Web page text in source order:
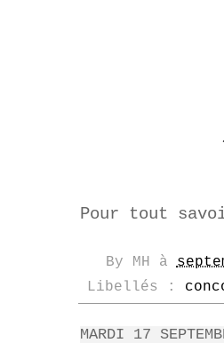
Pour tout
By MH à
Libellés :
MARDI 17